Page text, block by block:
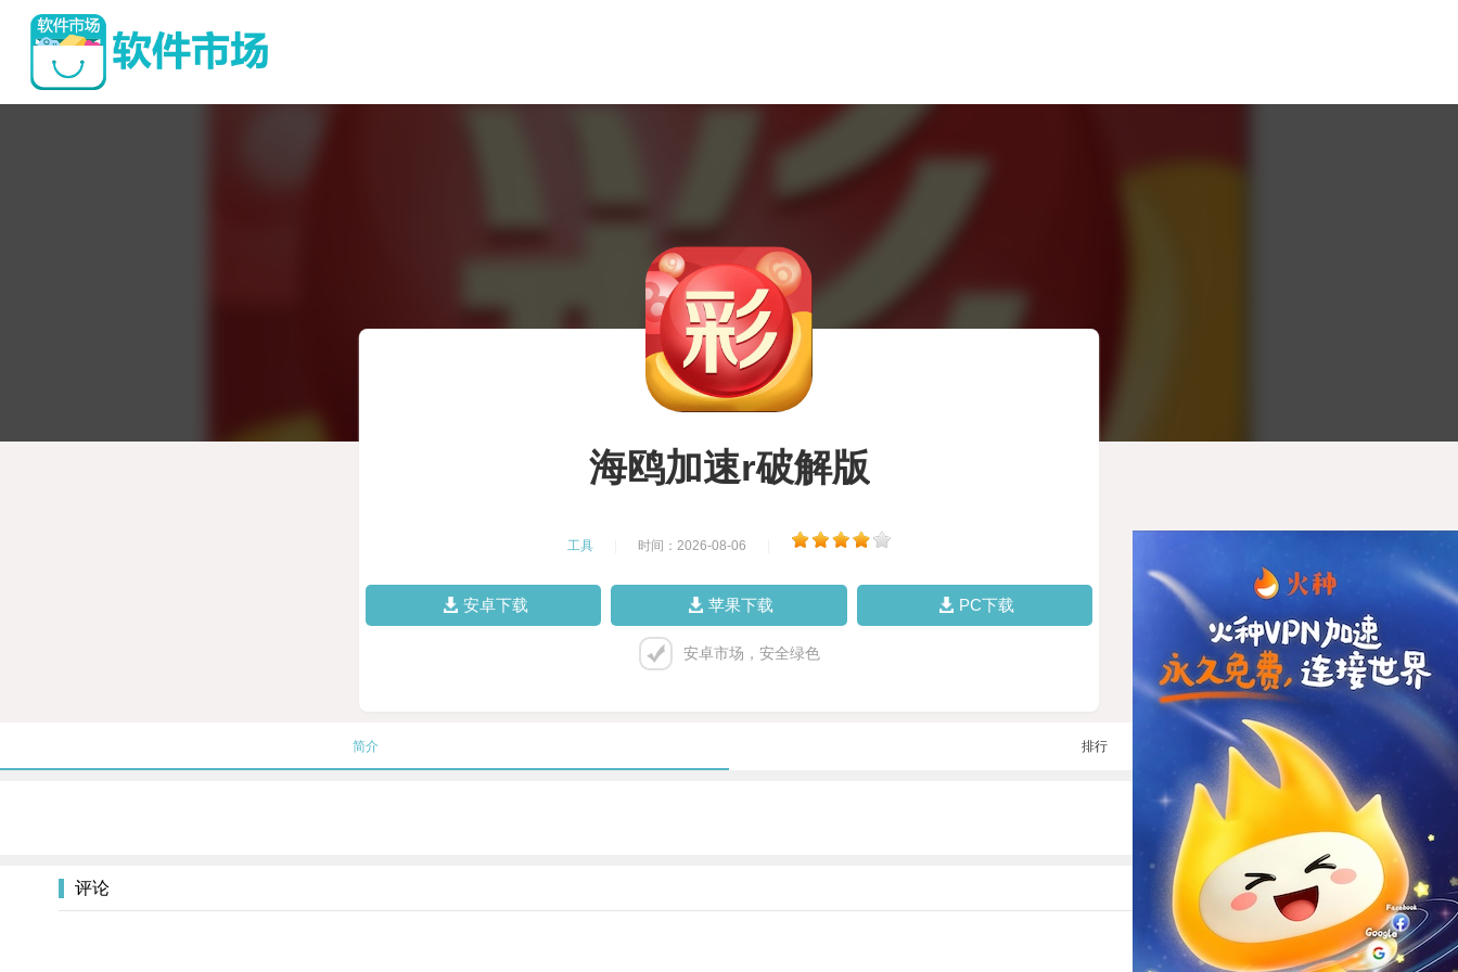
海鸥加速r破解版
工具 时间：2026-08-06
安卓下载 苹果下载 PC下载
安卓市场，安全绿色
简介 排行
评论